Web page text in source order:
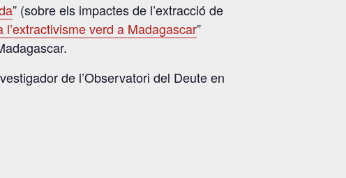
” (sobre els impactes de l’extracció de
verd a Madagascar”
de l’Observatori del Deute en